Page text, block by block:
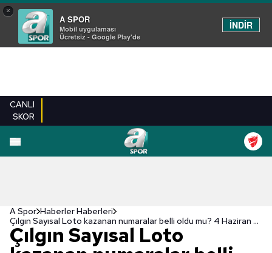
×
A SPOR
Mobil uygulaması
Ücretsiz - Google Play'de
İNDİR
CANLI
SKOR
A Spor Haberler Haberleri
Çılgın Sayısal Loto kazanan numaralar belli oldu mu? 4 Haziran Çarşamba 2025 | Sayısal Loto sonuçları
Çılgın Sayısal Loto